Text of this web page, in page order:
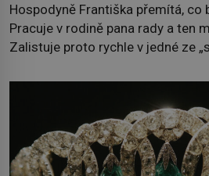
Hospodyně Františka přemítá, co
Pracuje v rodině pana rady a ten
Zalistuje proto rychle v jedné ze
povzdechne si směrem ke
ruce. Ještě v prvních letech nové
nedostatku zboží přídělový